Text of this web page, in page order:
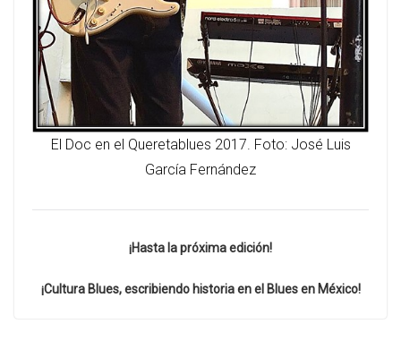
El Doc en el Queretablues 2017. Foto: José Luis
García Fernández
¡Hasta la próxima edición!
¡Cultura Blues, escribiendo historia en el Blues en México!